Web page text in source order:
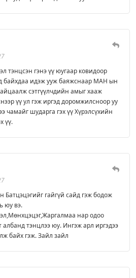
тэнцсэн гэнэ үү юугаар ковидоор
байхдаа идэж ууж баяжснаар МАН ын
сэтгүүлчдийн амыг хааж
үү ул гэж иргэд доромжилсноор уу
чамайг шударга гэх үү Хүрэлсүхийн
үү.
Батцэцэгийг гайгүй сайд гэж бодож
юу вэ.
нар одоо
албанд тэнцлээ юу. Ингэж арл иргэдээ
байх гэж. Зайл зайл